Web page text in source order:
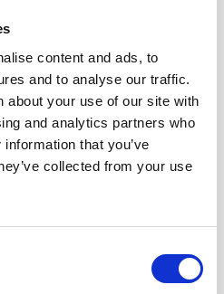
content and ads, to
and to analyse our traffic.
about your use of our site with
and analytics partners who
that you’ve
collected from your use
quality made
Alseamar underwater glider